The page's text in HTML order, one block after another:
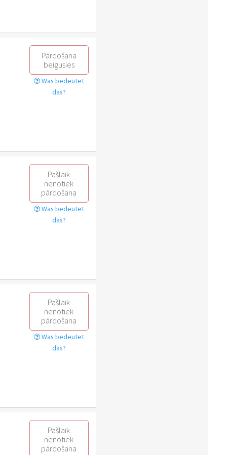
Pārdošana
beigusies
Was bedeutet
das?
Pašlaik
nenotiek
pārdošana
Was bedeutet
das?
Pašlaik
nenotiek
pārdošana
Was bedeutet
das?
Pašlaik
nenotiek
pārdošana